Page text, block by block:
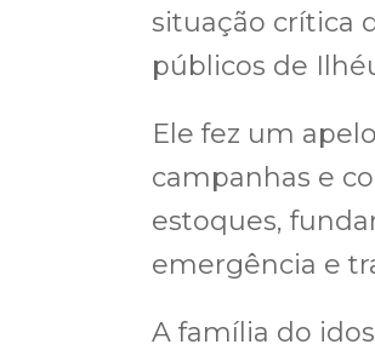
situação crítica
públicos de
Ele fez um
campanhas e
estoques,
emergência e
A família do